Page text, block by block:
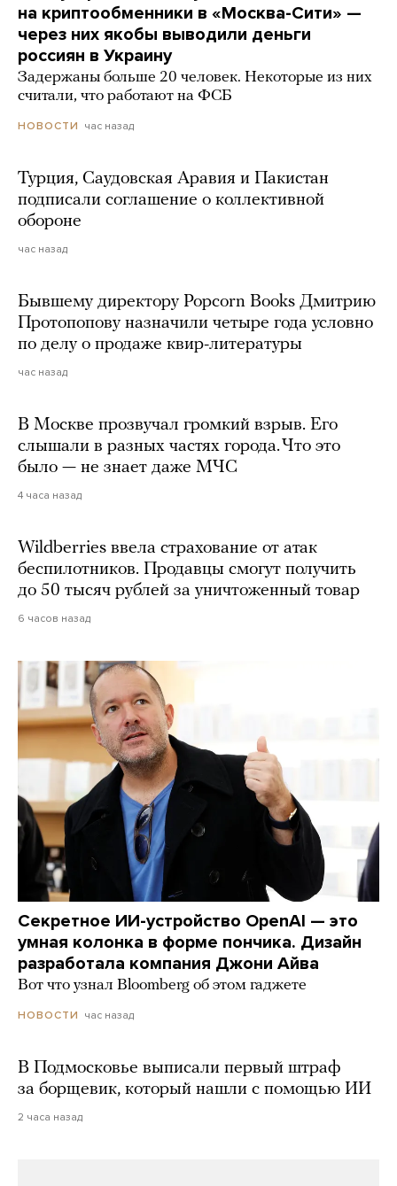
на криптообменники в «Москва-Сити» —
через них якобы выводили деньги
россиян в Украину
Задержаны больше 20 человек. Некоторые из них
считали, что работают на ФСБ
НОВОСТИ час назад
Турция, Саудовская Аравия и Пакистан
подписали соглашение о коллективной
обороне
час назад
Бывшему директору Popcorn Books Дмитрию
Протопопову назначили четыре года условно
по делу о продаже квир-литературы
час назад
В Москве прозвучал громкий взрыв. Его
слышали в разных частях города. Что это
было — не знает даже МЧС
4 часа назад
Wildberries ввела страхование от атак
беспилотников. Продавцы смогут получить
до 50 тысяч рублей за уничтоженный товар
6 часов назад
Секретное ИИ-устройство OpenAI — это
умная колонка в форме пончика. Дизайн
разработала компания Джони Айва
Вот что узнал Bloomberg об этом гаджете
НОВОСТИ час назад
В Подмосковье выписали первый штраф
за борщевик, который нашли с помощью ИИ
2 часа назад